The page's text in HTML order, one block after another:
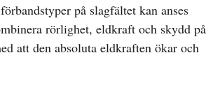
på slagfältet kan anses
rörlighet, eldkraft och skydd på
att den absoluta eldkraften ökar och